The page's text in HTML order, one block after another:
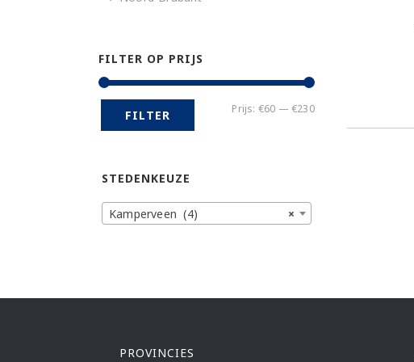
FILTER OP PRIJS
Min.
Max.
FILTER Prijs: €60 — €230
STEDENKEUZE
×
Kamperveen (4)
PROVINCIES